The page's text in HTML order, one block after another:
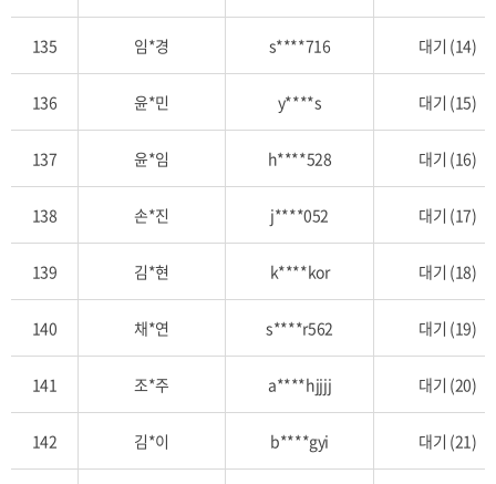
135 임*경 s****716 대기 (14)
136 윤*민 y****s 대기 (15)
137 윤*임 h****528 대기 (16)
138 손*진 j****052 대기 (17)
139 김*현 k****kor 대기 (18)
140 채*연 s****r562 대기 (19)
141 조*주 a****hjjjj 대기 (20)
142 김*이 b****gyi 대기 (21)